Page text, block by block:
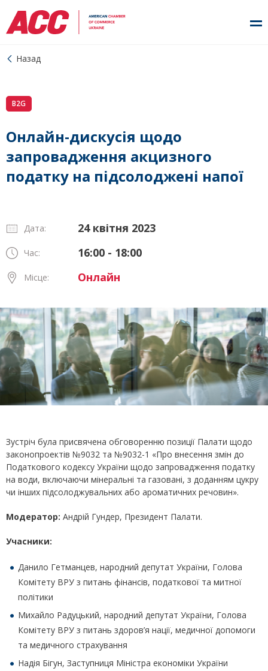
Назад
B2G
Онлайн-дискусія щодо
запровадження акцизного
податку на підсолоджені напої
Дата: 24 квітня 2023
Час: 16:00 - 18:00
Місце: Онлайн
Зустріч була присвячена обговоренню позиції Палати щодо
законопроектів №9032 та №9032-1 «Про внесення змін до
Податкового кодексу України щодо запровадження податку
на води, включаючи мінеральні та газовані, з доданням цукру
чи інших підсолоджувальних або ароматичних речовин».
Модератор: Андрій Гундер, Президент Палати.
Учасники:
Данило Гетманцев, народний депутат України, Голова
Комітету ВРУ з питань фінансів, податкової та митної
політики
Михайло Радуцький, народний депутат України, Голова
Комітету ВРУ з питань здоров’я нації, медичної допомоги
та медичного страхування
Надія Бігун, Заступниця Міністра економіки України